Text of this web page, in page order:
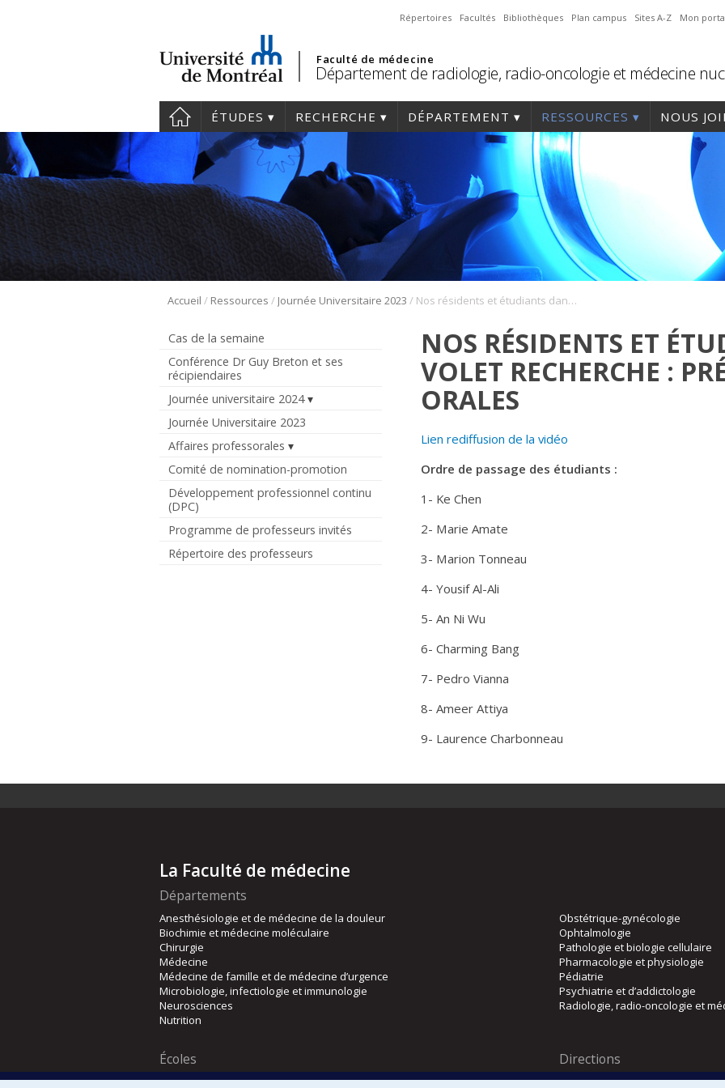
Répertoires Facultés Bibliothèques Plan campus Sites A-Z Mon
Faculté de médecine
Département de radiologie, radio-oncologie et médecine
ÉTUDES RECHERCHE DÉPARTEMENT RESSOURCES NOUS
Accueil / Ressources / Journée Universitaire 2023 / Nos résidents et étudiants dans le volet recherche : présentations orales
Cas de la semaine
Conférence Dr Guy Breton et ses
récipiendaires
Journée universitaire 2024
Journée Universitaire 2023
Affaires professorales
Comité de nomination-promotion
Développement professionnel continu
(DPC)
Programme de professeurs invités
Répertoire des professeurs
NOS RÉSIDENTS ET
VOLET RECHERCHE :
ORALES
Lien rediffusion de la vidéo
Ordre de passage des étudiants :
1- Ke Chen
2- Marie Amate
3- Marion Tonneau
4- Yousif Al-Ali
5- An Ni Wu
6- Charming Bang
7- Pedro Vianna
8- Ameer Attiya
9- Laurence Charbonneau
La Faculté de médecine
Départements
Anesthésiologie et de médecine de la douleur
Biochimie et médecine moléculaire
Chirurgie
Médecine
Médecine de famille et de médecine d’urgence
Microbiologie, infectiologie et immunologie
Neurosciences
Nutrition
Obstétrique-gynécologie
Ophtalmologie
Pathologie et biologie cellulaire
Pharmacologie et physiologie
Pédiatrie
Psychiatrie et d’addictologie
Radiologie, radio-oncologie et
Écoles
Kinésiologie et des sciences de l’activité physique
Directions
DPC